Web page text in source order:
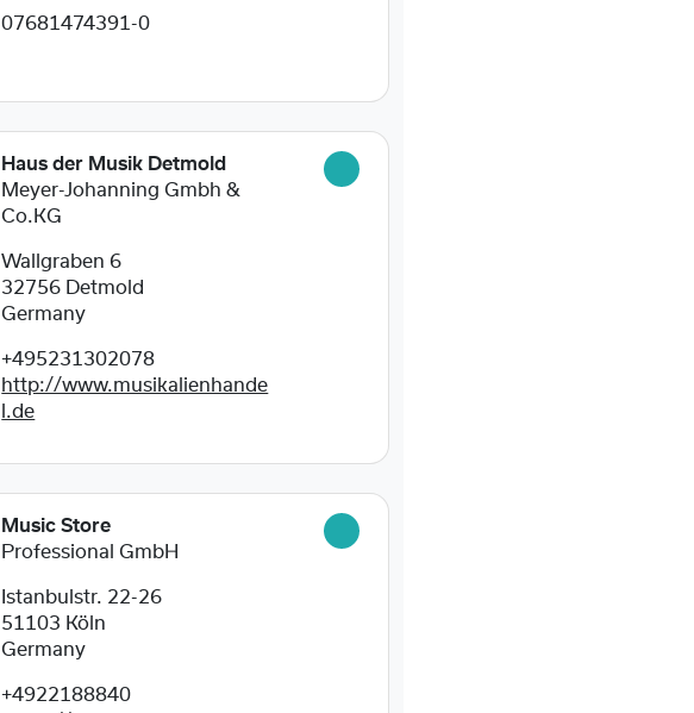
07681474391-0
Haus der Musik Detmold
Meyer-Johanning Gmbh &
Co.KG
Wallgraben 6
32756
Detmold
Germany
+495231302078
http://www.musikalienhande
l.de
Music Store
Professional GmbH
Istanbulstr. 22-26
51103 Köln
Germany
+4922188840